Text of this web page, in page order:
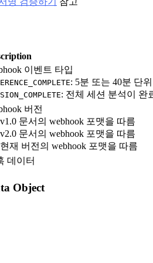
이벤트 타입
: 5분 또는 40분 단
: 전체 세션 분석이 완
버전
문서의 webhook 포맷을 따름
문서의 webhook 포맷을 따름
재 버전의 webhook 포맷을 따름
데이터
Object